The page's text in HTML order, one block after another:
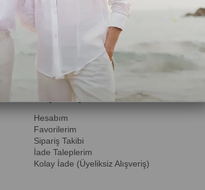
Bize Yazın 0532 575 79 60
Müşteri İlişkileri
Hesabım
Favorilerim
Sipariş Takibi
İade Taleplerim
Kolay İade (Üyeliksiz Alışveriş)